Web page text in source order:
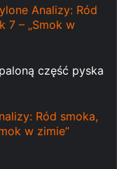
Analizy: Ród
7 – „Smok w
część pyska
Ród smoka,
w zimie”